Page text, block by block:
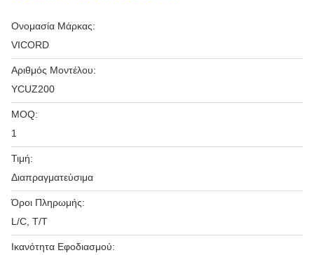
Ονομασία Μάρκας:
VICORD
Αριθμός Μοντέλου:
YCUZ200
MOQ:
1
Τιμή:
Διαπραγματεύσιμα
Όροι Πληρωμής:
L/C, T/T
Ικανότητα Εφοδιασμού: